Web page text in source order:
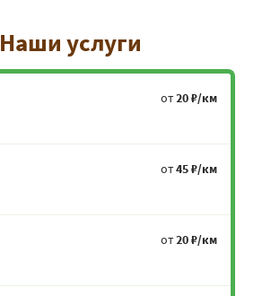
Наши услуги
от20 ₽/км
от45 ₽/км
от20 ₽/км